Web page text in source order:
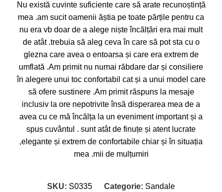
Nu există cuvinte suficiente care să arate recunoștință
mea .am sucit oamenii ăștia pe toate părțile pentru ca
nu era vb doar de a alege niște încălțări era mai mult
de atât .trebuia să aleg ceva în care să pot sta cu o
glezna care avea o entoarsa și care era extrem de
umflată .Am primit nu numai răbdare dar și consiliere
în alegere unui toc confortabil cat și a unui model care
să ofere sustinere .Am primit răspuns la mesaje
inclusiv la ore nepotrivite însă disperarea mea de a
avea cu ce mă încălța la un eveniment important și a
spus cuvântul . sunt atât de finuțe și atent lucrate
,elegante și extrem de confortabile chiar și în situația
mea .mii de mulțumiri
SKU: S0335 Categorie: Sandale